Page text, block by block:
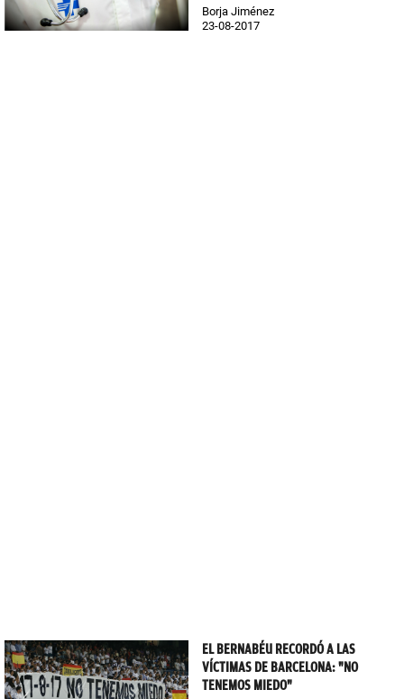
Borja Jiménez
23-08-2017
EL BERNABÉU RECORDÓ A LAS
VÍCTIMAS DE BARCELONA: "NO
TENEMOS MIEDO"